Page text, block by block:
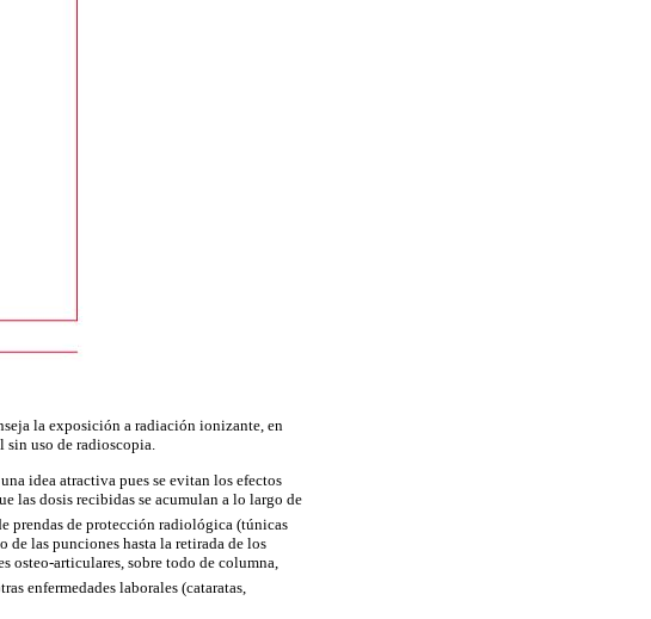
la exposición a radiación ionizante, en
sin uso de radioscopia.
idea atractiva pues se evitan los efectos
las dosis recibidas se acumulan a lo largo de
prendas de protección radiológica (túnicas
las punciones hasta la retirada de los
osteo-articulares, sobre todo de columna,
enfermedades laborales (cataratas,